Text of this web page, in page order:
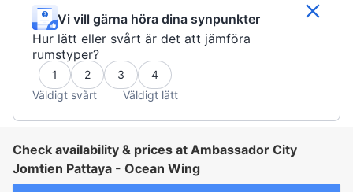
Vi vill gärna höra dina synpunkter
Hur lätt eller svårt är det att jämföra
rumstyper?
1 2 3
4
Väldigt svårt
Väldigt lätt
Check availability & prices at Ambassador City
Jomtien Pattaya - Ocean Wing